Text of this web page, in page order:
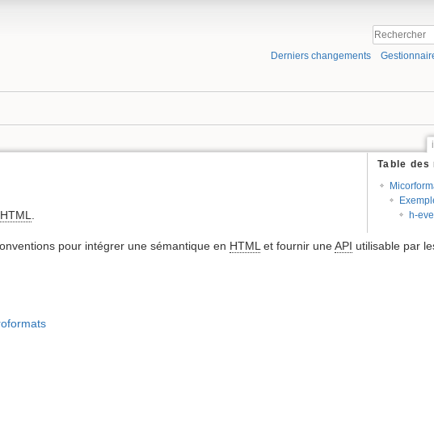
Derniers changements
Table des
h-
HTML
pour intégrer une sémantique en HTMLet fournir uneAPI utilisable par